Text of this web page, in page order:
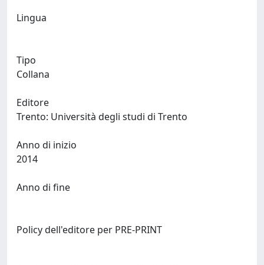
Lingua
Tipo
Collana
Editore
Anno di inizio
Anno di fine
Policy dell'editore per PRE-PRINT